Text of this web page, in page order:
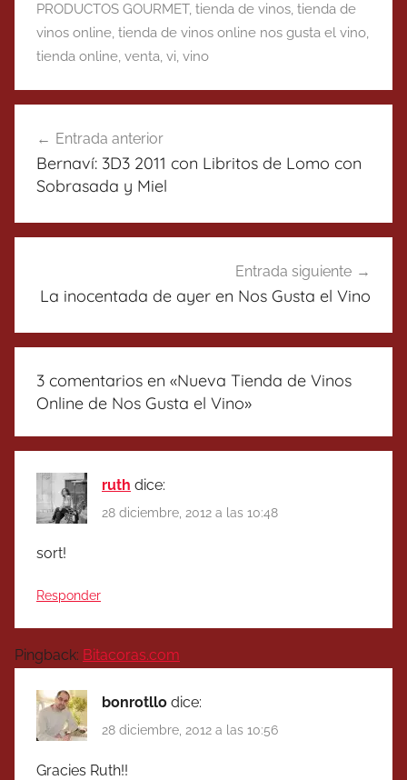
PRODUCTOS GOURMET, tienda de vinos, tienda de
vinos online, tienda de vinos online nos gusta el vino,
tienda online, venta, vi, vino
de
entradas
Entrada anterior
Bernaví: 3D3 2011 con Libritos de Lomo con
Sobrasada y Miel
Entrada siguiente
La inocentada de ayer en Nos Gusta el Vino
3 comentarios en «Nueva Tienda de Vinos
Online de Nos Gusta el Vino»
ruth dice:
28 diciembre, 2012 a las 10:48
sort!
Responder
Pingback: Bitacoras.com
bonrotllo dice:
28 diciembre, 2012 a las 10:56
Gracies Ruth!!